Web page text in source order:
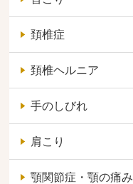
頚椎症
頚椎ヘルニア
手のしびれ
肩こり
顎関節症・顎の痛み